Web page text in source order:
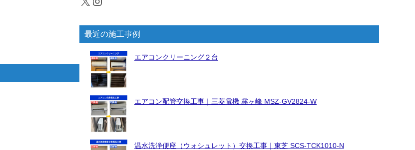
最近の施工事例
エアコンクリーニング２台
エアコン配管交換工事｜三菱電機 霧ヶ峰 MSZ-GV2824-W
温水洗浄便座（ウォシュレット）交換工事｜東芝 SCS-TCK1010-N